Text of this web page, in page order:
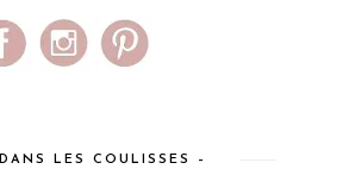
LES COULISSES –